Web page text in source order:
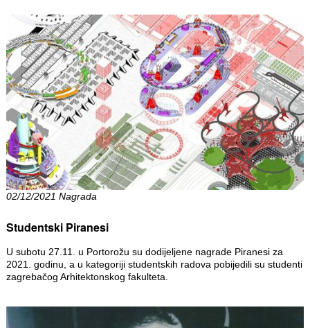
02/12/2021 Nagrada
Studentski Piranesi
U subotu 27.11. u Portorožu su dodijeljene nagrade Piranesi za
2021. godinu, a u kategoriji studentskih radova pobijedili su studenti
zagrebačog Arhitektonskog fakulteta.